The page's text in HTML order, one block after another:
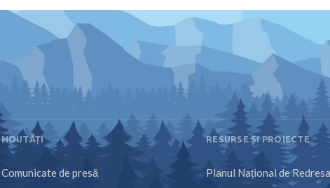
NOUTĂȚI
Comunicate de presă
RESURSE ȘI PROIECTE
Planul Național de